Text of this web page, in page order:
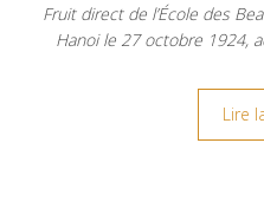
Fruit direct de l’École des
Hanoi le 27 octobre 1924,
Lire